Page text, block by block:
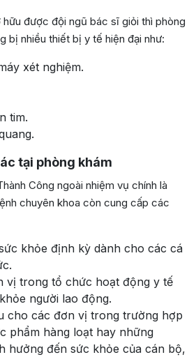
được đội ngũ bác sĩ giỏi thì phòng
bị nhiều thiết bị y tế hiện đại như:
xét nghiệm.
tim.
tại phòng khám
Công ngoài nhiệm vụ chính là
chuyên khoa còn cung cấp các
khỏe định kỳ dành cho các cá
vị trong tổ chức hoạt động y tế
người lao động.
cho các đơn vị trong trường hợp
phẩm hàng loạt hay những
hưởng đến sức khỏe của cán bộ,